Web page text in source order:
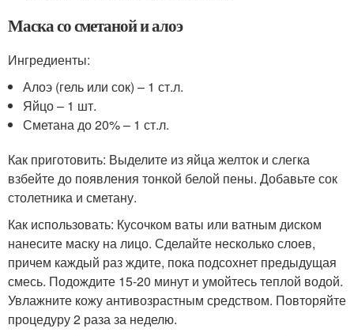
Маска со сметаной и алоэ
Ингредиенты:
Алоэ (гель или сок) – 1 ст.л.
Яйцо – 1 шт.
Сметана до 20% – 1 ст.л.
Как приготовить: Выделите из яйца желток и слегка
взбейте до появления тонкой белой пены. Добавьте сок
столетника и сметану.
Как использовать: Кусочком ваты или ватным диском
нанесите маску на лицо. Сделайте несколько слоев,
причем каждый раз ждите, пока подсохнет предыдущая
смесь. Подождите 15-20 минут и умойтесь теплой водой.
Увлажните кожу антивозрастным средством. Повторяйте
процедуру 2 раза за неделю.